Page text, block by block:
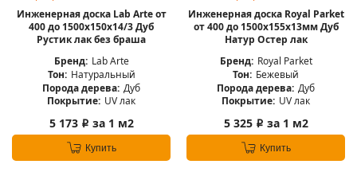
Инженерная доска Lab Arte от
400 до 1500х150х14/3 Дуб
Рустик лак без браша
Бренд: Lab Arte
Тон: Натуральный
Порода дерева: Дуб
Покрытие: UV лак
5 173 i за 1 м2
Купить
Инженерная доска Royal Parket
от 400 до 1500х155х13мм Дуб
Натур Остер лак
Бренд: Royal Parket
Тон: Бежевый
Порода дерева: Дуб
Покрытие: UV лак
5 325 i за 1 м2
Купить